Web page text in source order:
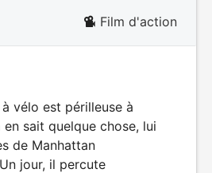
Film d'action
vélo est périlleuse à
sait quelque chose, lui
de Manhattan
jour, il percute